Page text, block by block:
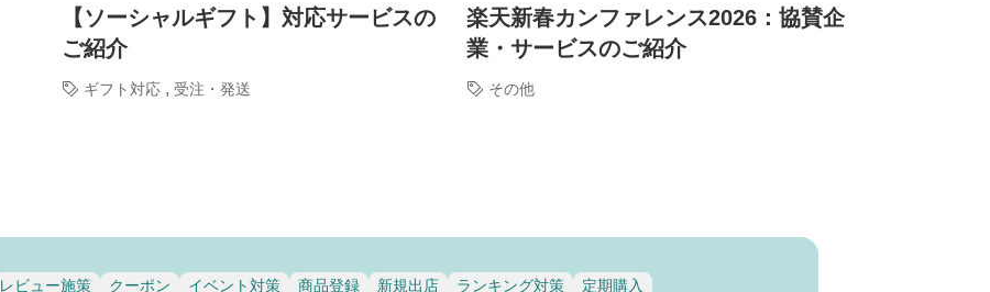
【ソーシャルギフト】対応サービスの
ご紹介
ギフト対応 , 受注・発送
楽天新春カンファレンス2026：協賛企
業・サービスのご紹介
その他
レビュー施策 クーポン イベント対策 商品登録 新規出店 ランキング対策 定期購入